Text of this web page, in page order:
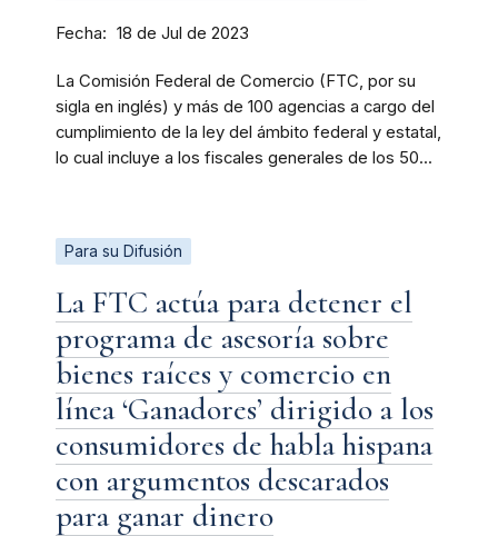
Fecha 18 de Jul de 2023
La Comisión Federal de Comercio (FTC, por su
sigla en inglés) y más de 100 agencias a cargo del
cumplimiento de la ley del ámbito federal y estatal,
lo cual incluye a los fiscales generales de los 50...
Para su Difusión
La FTC actúa para detener el
programa de asesoría sobre
bienes raíces y comercio en
línea ‘Ganadores’ dirigido a los
consumidores de habla hispana
con argumentos descarados
para ganar dinero